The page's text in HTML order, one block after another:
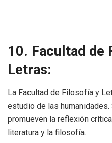
10. Facultad de
Letras:
La Facultad de Filosofía y
estudio de las
promueven la reflexión
literatura y la filosofía.